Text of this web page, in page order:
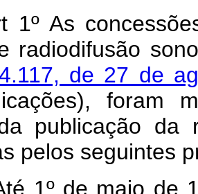
1º As
radiodifusão
de 27 de
foram
publicação da
pelos seguintes
1º de maio de